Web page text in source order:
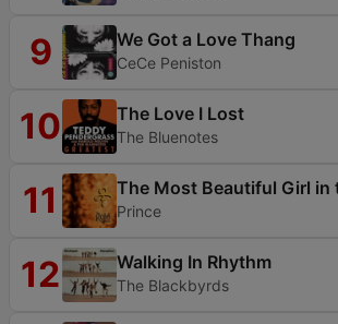
9 We Got a Love Thang
CeCe Peniston
10 The Love I Lost
The Bluenotes
11 The Most Beautiful Girl in
Prince
12 Walking In Rhythm
The Blackbyrds